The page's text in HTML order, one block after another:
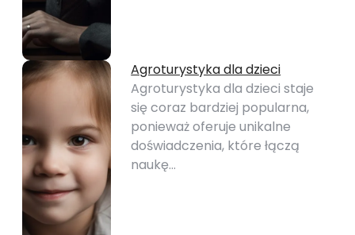
Agroturystyka dla dzieci
Agroturystyka dla dzieci staje
się coraz bardziej popularna,
ponieważ oferuje unikalne
doświadczenia, które łączą
naukę…